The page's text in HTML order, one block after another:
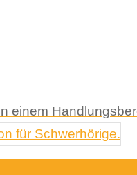
einem